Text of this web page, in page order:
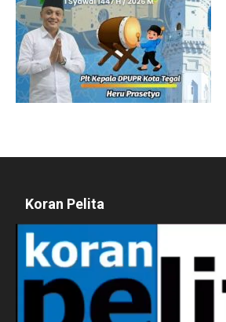
Koran Pelita
Pemutar
Video